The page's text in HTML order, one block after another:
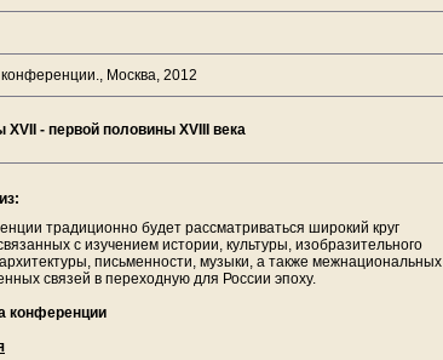
Москва, 2012
- первой половины XVIII века
традиционно будет рассматриваться широкий круг
с изучением истории, культуры, изобразительного
архитектуры, письменности, музыки, а также межнациональных
связей в переходную для России эпоху.
конференции